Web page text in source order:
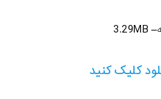
کلیک کنید